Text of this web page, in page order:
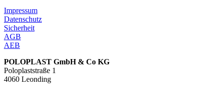
Impressum
Datenschutz
Sicherheit
AGB
AEB
POLOPLAST GmbH & Co KG
Poloplaststraße 1
4060 Leonding